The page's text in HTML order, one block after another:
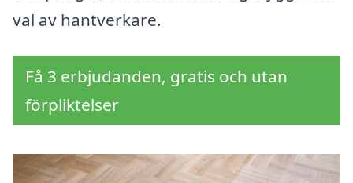
val av hantverkare.
Få 3 erbjudanden, gratis och utan
förpliktelser